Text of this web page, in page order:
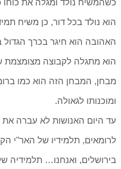
כשהמשיח נולד ומגלה את
הוא נולד בכל דור, כן משיח
האהובה הוא חיגר בכרך הגדול
הוא מתגלה לקבוצה מצומצמת
מבחן, המבחן הזה הוא כמו
ומוכנותו לגאולה.
עד היום האנושות לא עברה את
לרומאים, תלמידיו של האר"י
בירושלים, ואנחנו… תלמידיה